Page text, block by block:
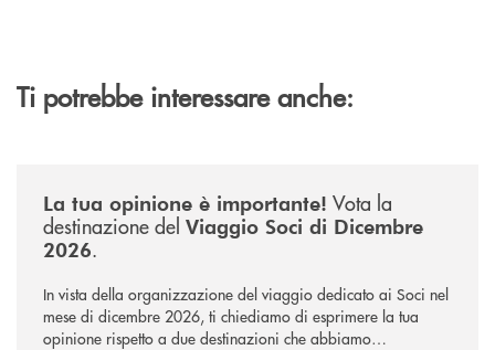
Ti potrebbe interessare anche:
La tua opinione è importante! Vota la
destinazione del Viaggio Soci di Dicembre
2026.
In vista della organizzazione del viaggio dedicato ai Soci nel
mese di dicembre 2026, ti chiediamo di esprimere la tua
opinione rispetto a due destinazioni che abbiamo